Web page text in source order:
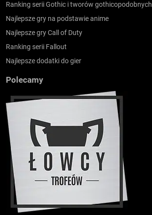
Ranking serii Gothic i tworów gothicopodobnych
Najlepsze gry na podstawie anime
Najlepsze gry Call of Duty
Ranking serii Fallout
Najlepsze dodatki do gier
Polecamy